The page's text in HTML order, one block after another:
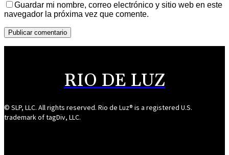
Guardar mi nombre, correo electrónico y sitio web en este
navegador la próxima vez que comente.
RIO DE LUZ
© SLP, LLC. All rights reserved. Rio de Luz® is a registered U.S.
trademark of tagDiv, LLC.